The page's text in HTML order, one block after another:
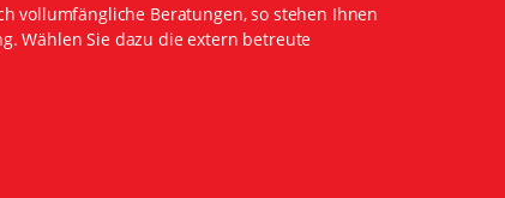
vollumfängliche Beratungen, so stehen Ihnen
Wählen Sie dazu die extern betreute